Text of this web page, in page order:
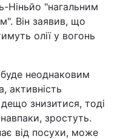
Ніньйо "нагальним
Він заявив, що
олії у вогонь
неоднаковим
активність
знизитися, тоді
зростуть.
від посухи, може